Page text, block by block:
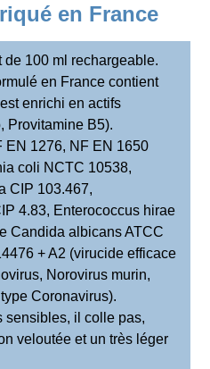
en France
100 ml rechargeable.
en France contient
enrichi en actifs
Provitamine B5).
EN 1276, NF EN 1650
coli NCTC 10538,
CIP 103.467,
4.83, Enterococcus hirae
Candida albicans ATCC
+ A2 (virucide efficace
Norovirus murin,
Coronavirus).
sensibles, il colle pas,
veloutée et un très léger